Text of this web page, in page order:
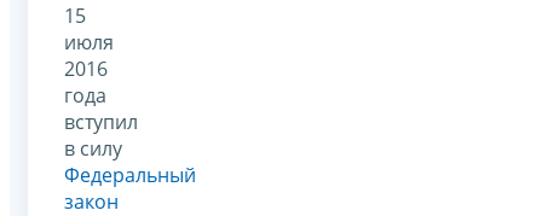
15
июля
2016
года
вступил
в силу
Федеральный
закон